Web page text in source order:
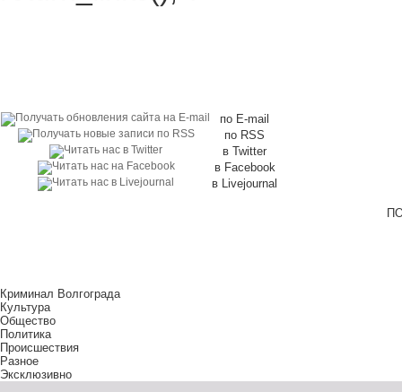
по E-mail
по RSS
в Twitter
в Facebook
в Livejournal
Криминал Волгограда
Культура
Общество
Политика
Происшествия
Разное
Эксклюзивно